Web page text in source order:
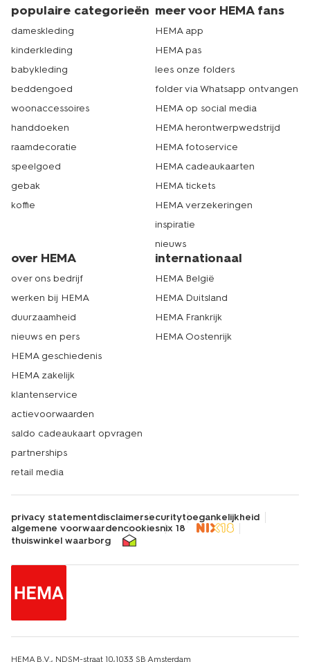
populaire categorieën
dameskleding
kinderkleding
babykleding
beddengoed
woonaccessoires
handdoeken
raamdecoratie
speelgoed
gebak
koffie
meer voor HEMA fans
HEMA app
HEMA pas
lees onze folders
folder via Whatsapp ontvangen
HEMA op social media
HEMA herontwerpwedstrijd
HEMA fotoservice
HEMA cadeaukaarten
HEMA tickets
HEMA verzekeringen
inspiratie
nieuws
over HEMA
over ons bedrijf
werken bij HEMA
duurzaamheid
nieuws en pers
HEMA geschiedenis
HEMA zakelijk
klantenservice
actievoorwaarden
saldo cadeaukaart opvragen
partnerships
retail media
internationaal
HEMA België
HEMA Duitsland
HEMA Frankrijk
HEMA Oostenrijk
privacy statementdisclaimersecuritytoegankelijkheid
algemene voorwaardencookiesnix 18
thuiswinkel waarborg
HEMA B.V., NDSM-straat 10,1033 SB Amsterdam